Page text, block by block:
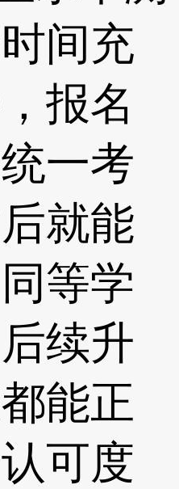
间充
报名
一考
就能
等学
续升
能正
可度